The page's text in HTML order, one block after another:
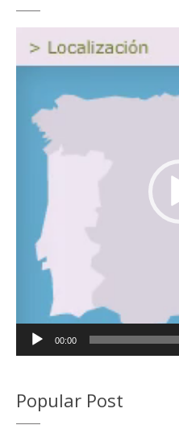
Reproductor
de
00:00
Popular Post